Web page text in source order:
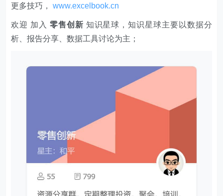
更多技巧，www.excelbook.cn
欢迎 加入 零售创新 知识星球，知识星球主要以数据分
析、报告分享、数据工具讨论为主；